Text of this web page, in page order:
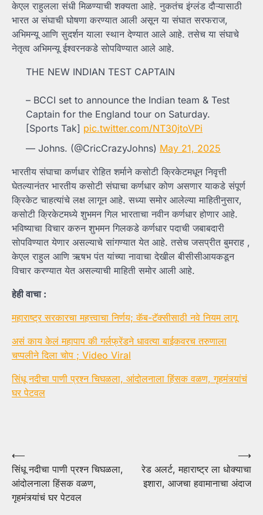
केएल राहुलला संधी मिळण्याची शक्यता आहे. नुकतंच इंग्लंड दौऱ्यासाठी
भारत अ संघाची घोषणा करण्यात आली असून या संघात सरफराज,
अभिमन्यू आणि सुदर्शन याला स्थान देण्यात आले आहे. तसेच या संघाचे
नेतृत्व अभिमन्यू ईश्वरनकडे सोपविण्यात आले आहे.
THE NEW INDIAN TEST CAPTAIN
– BCCI set to announce the Indian team & Test
Captain for the England tour on Saturday.
[Sports Tak] pic.twitter.com/NT30jtoVPi
— Johns. (@CricCrazyJohns) May 21, 2025
भारतीय संघाचा कर्णधार रोहित शर्माने कसोटी क्रिकेटमधून निवृत्ती
घेतल्यानंतर भारतीय कसोटी संघाचा कर्णधार कोण असणार याकडे संपूर्ण
क्रिकेट चाहत्यांचे लक्ष लागून आहे. सध्या समोर आलेल्या माहितीनुसार,
कसोटी क्रिकेटमध्ये शुभमन गिल भारताचा नवीन कर्णधार होणार आहे.
भविष्याचा विचार करुन शुभमन गिलकडे कर्णधार पदाची जबाबदारी
सोपविण्यात येणार असल्याचे सांगण्यात येत आहे. तसेच जसप्रीत बुमराह ,
केएल राहुल आणि ऋषभ पंत यांच्या नावाचा देखील बीसीसीआयकडून
विचार करण्यात येत असल्याची माहिती समोर आली आहे.
हेही वाचा :
महाराष्ट्र सरकारचा महत्त्वाचा निर्णय; कॅब-टॅक्सीसाठी नवे नियम लागू
असं काय केलं महापाप की गर्लफ्रेंडने धावत्या बाईकवरच तरुणाला
चप्पलीने दिला चोप ; Video Viral
सिंधू नदीचा पाणी प्रश्न चिघळला, आंदोलनाला हिंसक वळण, गृहमंत्र्यांचं
घर पेटवल
Post
navigation
⟵
सिंधू नदीचा पाणी प्रश्न चिघळला,
आंदोलनाला हिंसक वळण,
गृहमंत्र्यांचं घर पेटवल
रेड अलर्ट, महाराष्ट्र ला धोक्याचा
इशारा, आजचा हवामानाचा अंदाज
⟶